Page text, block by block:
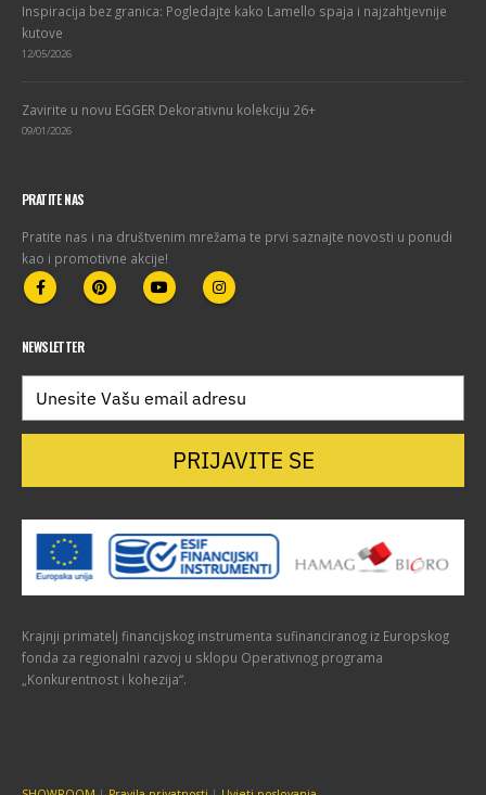
Inspiracija bez granica: Pogledajte kako Lamello spaja i najzahtjevnije
kutove
12/05/2026
Zavirite u novu EGGER Dekorativnu kolekciju 26+
09/01/2026
PRATITE NAS
Pratite nas i na društvenim mrežama te prvi saznajte novosti u ponudi
kao i promotivne akcije!
NEWSLETTER
PRIJAVITE SE
Krajnji primatelj financijskog instrumenta sufinanciranog iz Europskog
fonda za regionalni razvoj u sklopu Operativnog programa
„Konkurentnost i kohezija“.